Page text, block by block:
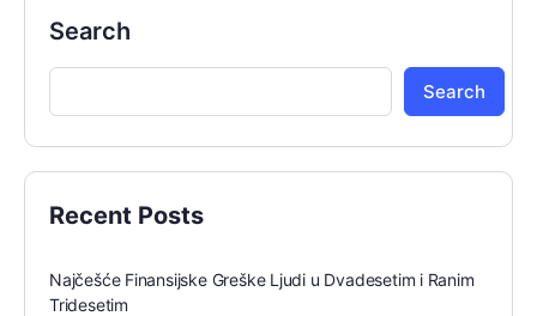
Search
Search
Recent Posts
Najčešće Finansijske Greške Ljudi u Dvadesetim i Ranim
Tridesetim